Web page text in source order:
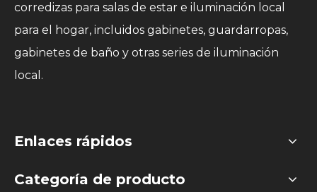
corredizas para salas de estar e iluminación local
para el hogar, incluidos gabinetes, guardarropas,
gabinetes de baño y otras series de iluminación
local.
Enlaces rápidos
Categoría de producto